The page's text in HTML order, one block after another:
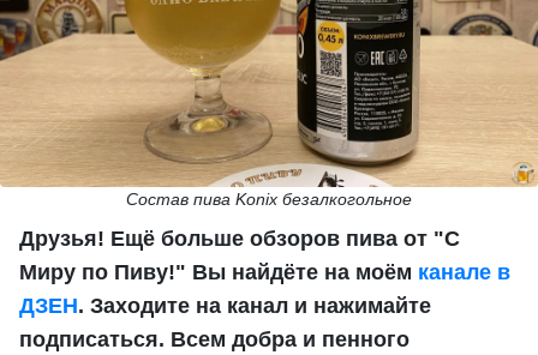
Состав пива Konix безалкогольное
Друзья! Ещё больше обзоров пива от "С
Миру по Пиву!" Вы найдёте на моём канале в
ДЗЕН. Заходите на канал и нажимайте
подписаться. Всем добра и пенного